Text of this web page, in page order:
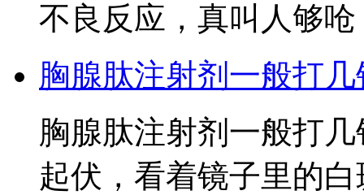
不良反应，真叫人够呛
胸腺肽注射剂一般打几
胸腺肽注射剂一般打
起伏，看着镜子里的